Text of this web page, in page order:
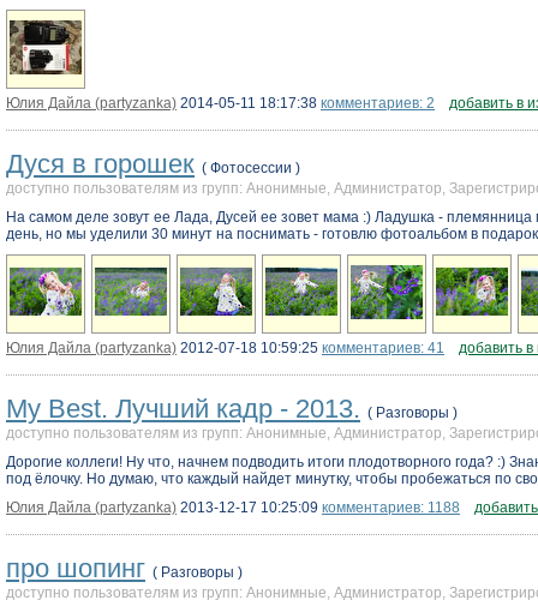
Юлия Дайла (partyzanka) 2014-05-11 18:17:38 комментариев: 2 добавить в
Дуся в горошек ( Фотосессии )
доступно пользователям из групп: Анонимные, Администратор,
На самом деле зовут ее Лада, Дусей ее зовет мама :) Ладушка -
день, но мы уделили 30 минут на поснимать - готовлю фотоальбом в
Юлия Дайла (partyzanka) 2012-07-18 10:59:25 комментариев: 41 добавить
My Best. Лучший кадр - 2013. ( Разговоры )
доступно пользователям из групп: Анонимные, Администратор,
Дорогие коллеги! Ну что, начнем подводить итоги плодотворного года? :)
под ёлочку. Но думаю, что каждый найдет минутку, чтобы пробежаться по
Юлия Дайла (partyzanka) 2013-12-17 10:25:09 комментариев: 1188
про шопинг ( Разговоры )
доступно пользователям из групп: Анонимные, Администратор,